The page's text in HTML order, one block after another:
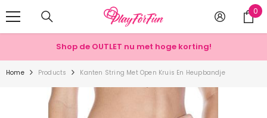
0
0
Shop de OUTLET nu met hoge korting!
Home Products Kanten String Met Open Kruis En Heupbandje